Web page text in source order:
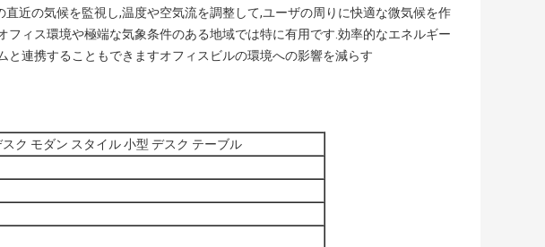
近の気候を監視し,温度や空気流を調整して,ユーザの周りに快適な微気候を作
フィス環境や極端な気象条件のある地域では特に有用です.効率的なエネルギー
と連携することもできますオフィスビルの環境への影響を減らす
ク モダン スタイル 小型 デスク テーブル